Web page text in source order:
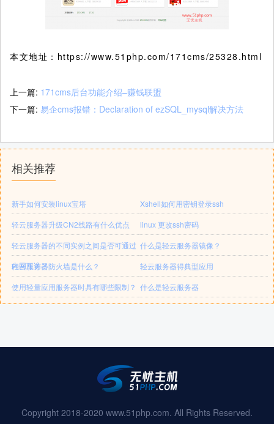
本文地址：https://www.51php.com/171cms/25328.html
上一篇: 171cms后台功能介绍–赚钱联盟
下一篇: 易企cms报错：Declaration of ezSQL_mysql解决方法
相关推荐
新手如何安装linux宝塔
Xshell如何用密钥登录ssh
轻云服务器升级CN2线路有什么优点
linux 更改ssh密码
轻云服务器的不同实例之间是否可通过
内网互访？
什么是轻云服务器镜像？
轻云服务器防火墙是什么？
轻云服务器得典型应用
使用轻量应用服务器时具有哪些限制？ 什么是轻云服务器
Copyright 2018-2020 www.51php.com. All Rights Reserved.